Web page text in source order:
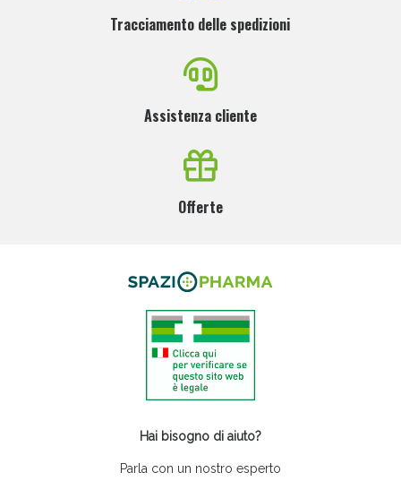
Tracciamento delle spedizioni
Assistenza cliente
Offerte
Hai bisogno di aiuto?
Parla con un nostro esperto